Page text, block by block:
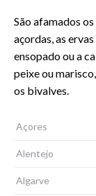
São afamados
açordas, as
ensopado ou a
peixe ou
os bivalves.
Açores
Alentejo
Algarve